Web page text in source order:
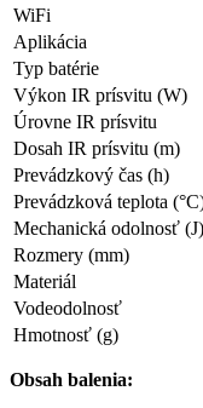
WiFi
Aplikácia
Typ batérie
Výkon IR prísvitu (W)
Úrovne IR prísvitu
Dosah IR prísvitu (m)
Prevádzkový čas (h)
Prevádzková teplota
Mechanická odolnosť (J)
Rozmery (mm)
Materiál
Vodeodolnosť
Hmotnosť (g)
Obsah balenia: